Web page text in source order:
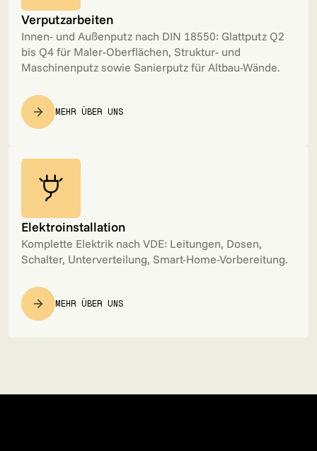
Verputzarbeiten
Innen- und Außenputz nach DIN 18550: Glattputz Q2
bis Q4 für Maler-Oberflächen, Struktur- und
Maschinenputz sowie Sanierputz für Altbau-Wände.
MEHR ÜBER UNS
Elektroinstallation
Komplette Elektrik nach VDE: Leitungen, Dosen,
Schalter, Unterverteilung, Smart-Home-Vorbereitung.
MEHR ÜBER UNS